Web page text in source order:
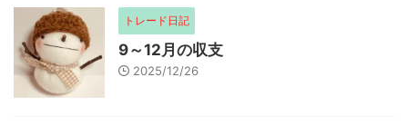
トレード日記
9～12月の収支
2025/12/26